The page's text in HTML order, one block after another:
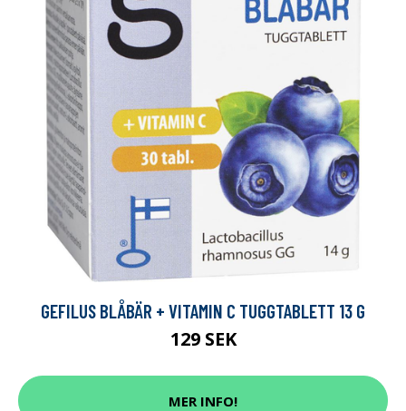
GEFILUS BLÅBÄR + VITAMIN C TUGGTABLETT 13 G
129 SEK
MER INFO!